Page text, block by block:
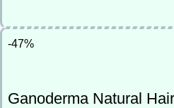
-47%
Ganoderma Natural